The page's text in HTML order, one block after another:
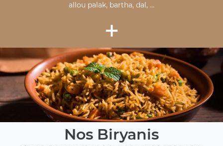
allou palak, bartha, dal, ...
+
Nos Biryanis